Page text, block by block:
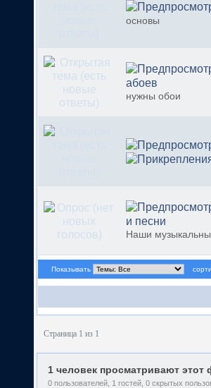
основы
абоев
нужны обои
и песни
Наши
Показывать
Страница 1 из 1
1 человек просматривают этот
0 пользователей, 1 гостей, 0 скрытых